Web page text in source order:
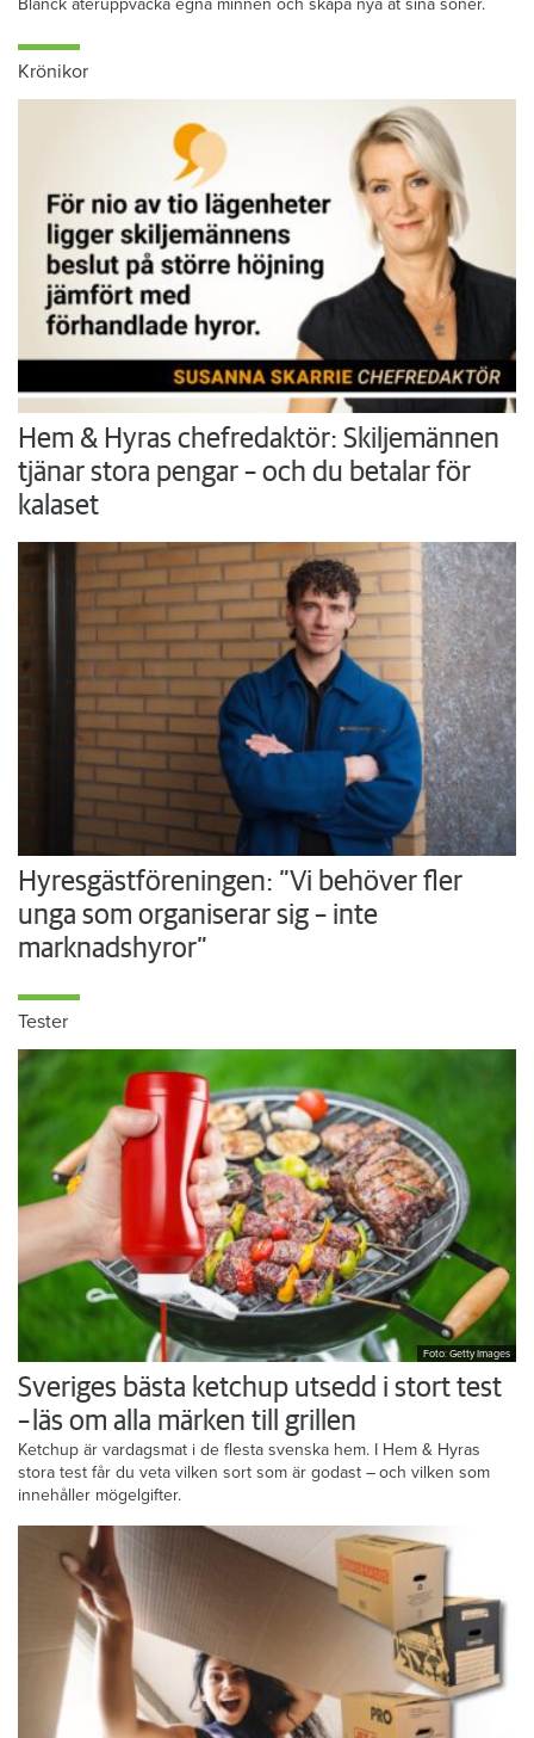
Blanck återuppväcka egna minnen och skapa nya åt sina söner.
Krönikor
Hem & Hyras chefredaktör: Skiljemännen
tjänar stora pengar – och du betalar för
kalaset
Hyresgästföreningen: ”Vi behöver fler
unga som organiserar sig – inte
marknadshyror”
Tester
Foto: Getty Images
Sveriges bästa ketchup utsedd i stort test
– läs om alla märken till grillen
Ketchup är vardagsmat i de flesta svenska hem. I Hem & Hyras
stora test får du veta vilken sort som är godast – och vilken som
innehåller mögelgifter.